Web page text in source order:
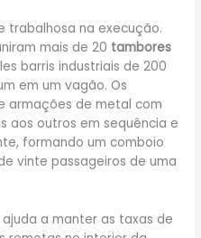
trabalhosa na execução.
mais de 20 tambores
barris industriais de 200
em um vagão. Os
armações de metal com
aos outros em sequência e
formando um comboio
vinte passageiros de uma